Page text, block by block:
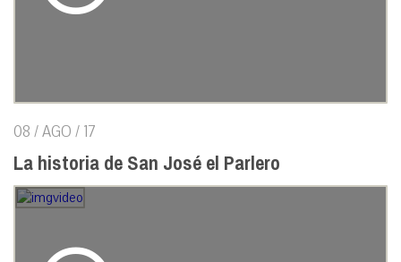
08 / AGO / 17
La historia de San José el Parlero